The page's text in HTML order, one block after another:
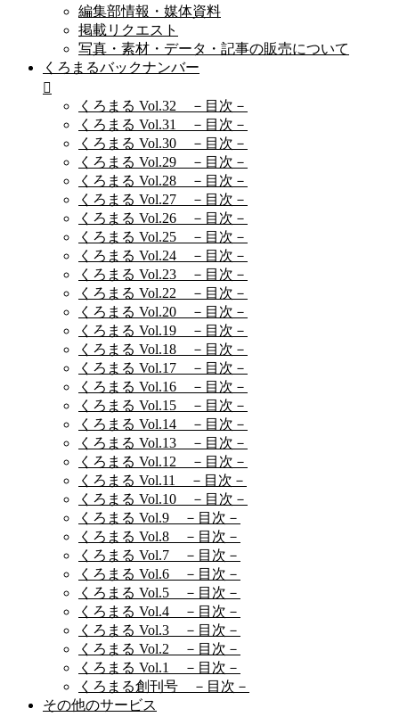
編集部情報・媒体資料
掲載リクエスト
写真・素材・データ・記事の販売について
くろまるバックナンバー
くろまる Vol.32 －目次－
くろまる Vol.31 －目次－
くろまる Vol.30 －目次－
くろまる Vol.29 －目次－
くろまる Vol.28 －目次－
くろまる Vol.27 －目次－
くろまる Vol.26 －目次－
くろまる Vol.25 －目次－
くろまる Vol.24 －目次－
くろまる Vol.23 －目次－
くろまる Vol.22 －目次－
くろまる Vol.20 －目次－
くろまる Vol.19 －目次－
くろまる Vol.18 －目次－
くろまる Vol.17 －目次－
くろまる Vol.16 －目次－
くろまる Vol.15 －目次－
くろまる Vol.14 －目次－
くろまる Vol.13 －目次－
くろまる Vol.12 －目次－
くろまる Vol.11 －目次－
くろまる Vol.10 －目次－
くろまる Vol.9 －目次－
くろまる Vol.8 －目次－
くろまる Vol.7 －目次－
くろまる Vol.6 －目次－
くろまる Vol.5 －目次－
くろまる Vol.4 －目次－
くろまる Vol.3 －目次－
くろまる Vol.2 －目次－
くろまる Vol.1 －目次－
くろまる創刊号 －目次－
その他のサービス